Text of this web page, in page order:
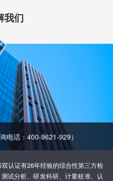
我们
询电话：400-9621-929）
认证有26年经验的综合性第三方检
试分析、研发科研、计量校准、认